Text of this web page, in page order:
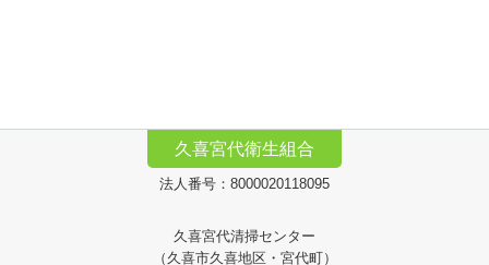
久喜宮代衛生組合
法人番号：8000020118095
久喜宮代清掃センター
（久喜市久喜地区・宮代町）